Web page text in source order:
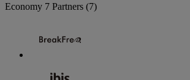
Economy 7 Partners (7)